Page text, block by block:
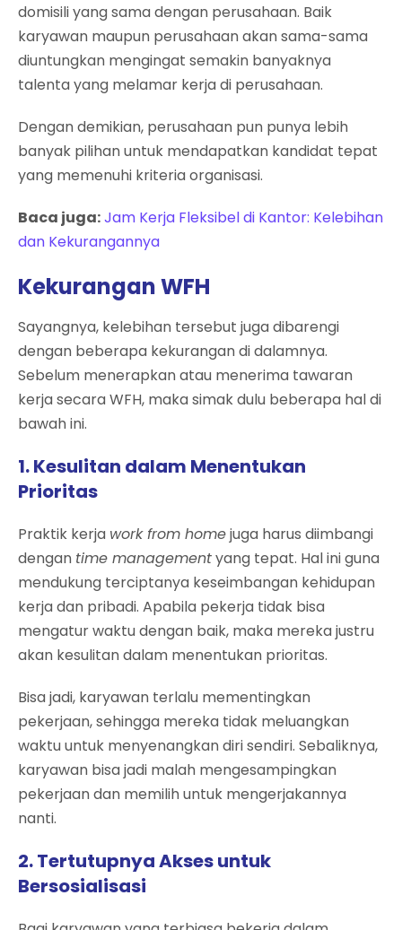
domisili yang sama dengan perusahaan. Baik
karyawan maupun perusahaan akan sama-sama
diuntungkan mengingat semakin banyaknya
talenta yang melamar kerja di perusahaan.
Dengan demikian, perusahaan pun punya lebih
banyak pilihan untuk mendapatkan kandidat tepat
yang memenuhi kriteria organisasi.
Baca juga:Jam Kerja Fleksibel di Kantor: Kelebihan
dan Kekurangannya
Kekurangan WFH
Sayangnya, kelebihan tersebut juga dibarengi
dengan beberapa kekurangan di dalamnya.
Sebelum menerapkan atau menerima tawaran
kerja secara WFH, maka simak dulu beberapa hal di
bawah ini.
1. Kesulitan dalam Menentukan
Prioritas
Praktik kerja work from homejuga harus diimbangi
dengan time managementyang tepat. Hal ini guna
mendukung terciptanya keseimbangan kehidupan
kerja dan pribadi. Apabila pekerja tidak bisa
mengatur waktu dengan baik, maka mereka justru
akan kesulitan dalam menentukan prioritas.
Bisa jadi, karyawan terlalu mementingkan
pekerjaan, sehingga mereka tidak meluangkan
waktu untuk menyenangkan diri sendiri. Sebaliknya,
karyawan bisa jadi malah mengesampingkan
pekerjaan dan memilih untuk mengerjakannya
nanti.
2. Tertutupnya Akses untuk
Bersosialisasi